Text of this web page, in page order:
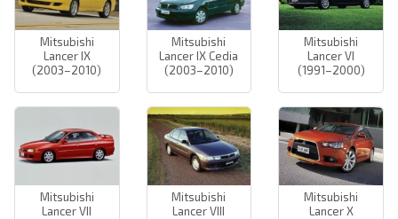
Mitsubishi
Lancer IX
(2003–2010)
Mitsubishi
Lancer IX Cedia
(2003–2010)
Mitsubishi
Lancer VI
(1991–2000)
Mitsubishi
Lancer VII
Mitsubishi
Lancer VIII
Mitsubishi
Lancer X